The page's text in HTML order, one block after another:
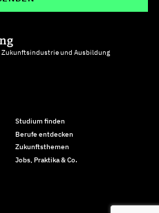
und Ausbildung
Studium finden
Berufe entdecken
Zukunftsthemen
Jobs, Praktika & Co.